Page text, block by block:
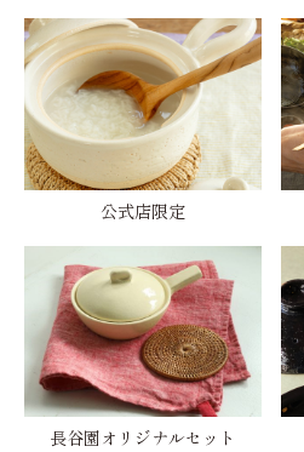
公式店限定
長谷園オリジナルセット